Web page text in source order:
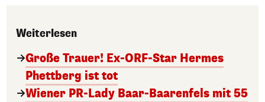
Weiterlesen
Große Trauer! Ex-ORF-Star Hermes
Phettberg ist tot
Wiener PR-Lady Baar-Baarenfels mit 55